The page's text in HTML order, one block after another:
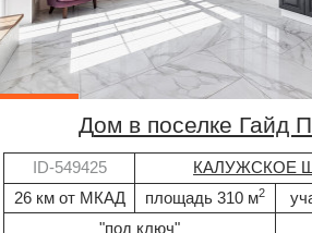
дом в поселке Гайд
ID-549425
КАЛУЖСКОЕ
26 км от МКАД
площадь 310 м2
"под ключ"